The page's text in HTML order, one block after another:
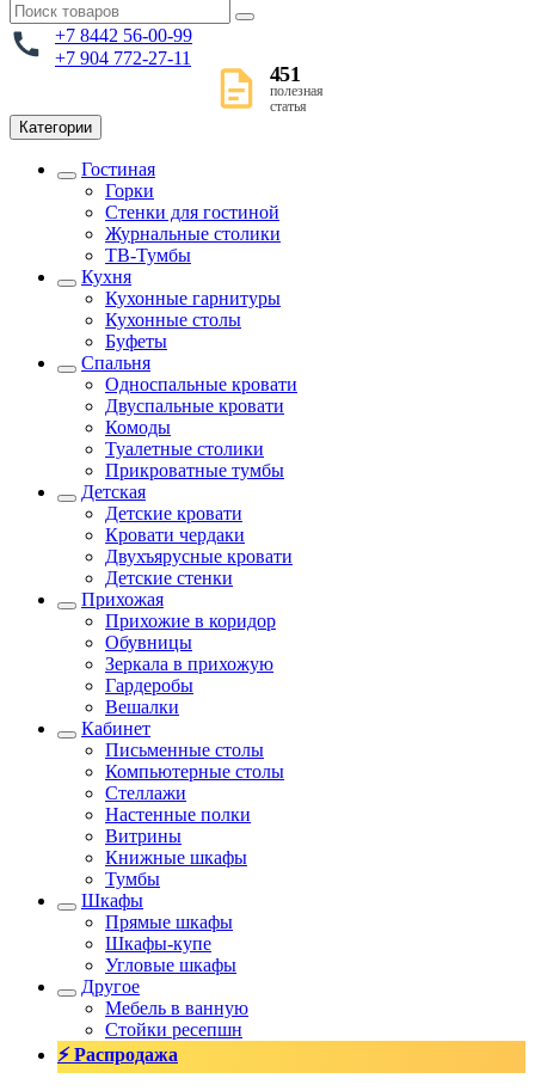
+7 8442 56-00-99
+7 904 772-27-11
451
полезная
статья
Категории
Гостиная
Горки
Стенки для гостиной
Журнальные столики
TВ-Тумбы
Кухня
Кухонные гарнитуры
Кухонные столы
Буфеты
Спальня
Односпальные кровати
Двуспальные кровати
Комоды
Туалетные столики
Прикроватные тумбы
Детская
Детские кровати
Кровати чердаки
Двухъярусные кровати
Детские стенки
Прихожая
Прихожие в коридор
Обувницы
Зеркала в прихожую
Гардеробы
Вешалки
Кабинет
Письменные столы
Компьютерные столы
Стеллажи
Настенные полки
Витрины
Книжные шкафы
Тумбы
Шкафы
Прямые шкафы
Шкафы-купе
Угловые шкафы
Другое
Мебель в ванную
Стойки ресепшн
⚡ Распродажа